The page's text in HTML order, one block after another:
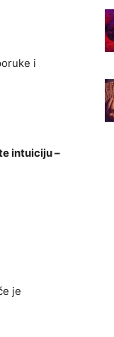
i
intuiciju –
je